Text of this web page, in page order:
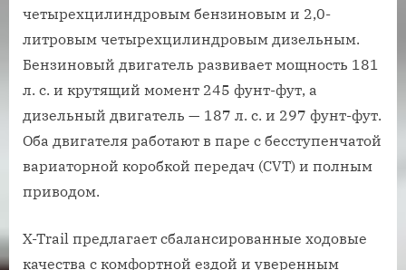
четырехцилиндровым бензиновым и 2,0-
литровым четырехцилиндровым дизельным.
Бензиновый двигатель развивает мощность 181
л. с. и крутящий момент 245 фунт-фут, а
дизельный двигатель — 187 л. с. и 297 фунт-фут.
Оба двигателя работают в паре с бесступенчатой
​​вариаторной коробкой передач (CVT) и полным
приводом.
X-Trail предлагает сбалансированные ходовые
качества с комфортной ездой и уверенным